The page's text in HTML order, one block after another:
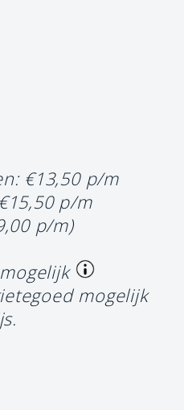
€13,50 p/m
p/m
p/m)
mogelijk